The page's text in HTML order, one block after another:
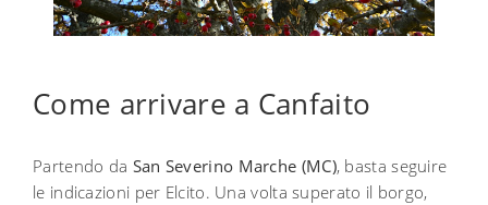
Come arrivare a Canfaito
Partendo da San Severino Marche (MC), basta seguire
le indicazioni per Elcito. Una volta superato il borgo,